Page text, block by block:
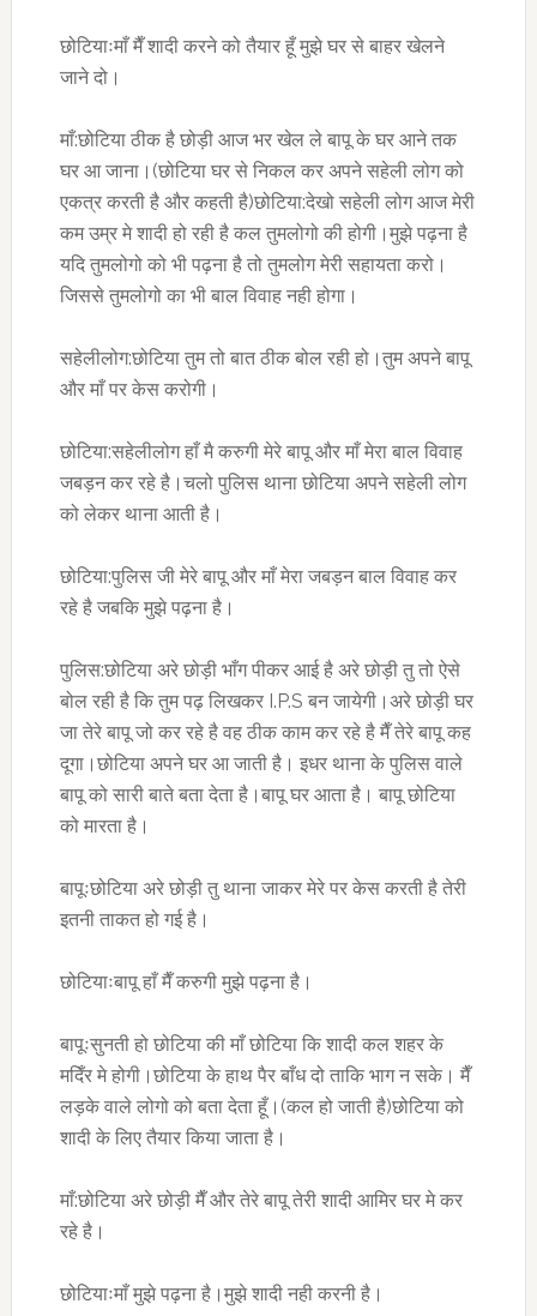
छोटियाःमाँ मैँ शादी करने को तैयार हूँ मुझे घर से बाहर खेलने
जाने दो।
माँ:छोटिया ठीक है छोड़ी आज भर खेल ले बापू के घर आने तक
घर आ जाना।(छोटिया घर से निकल कर अपने सहेली लोग को
एकत्र करती है और कहती है)छोटिया:देखो सहेली लोग आज मेरी
कम उम्र मे शादी हो रही है कल तुमलोगो की होगी।मुझे पढ़ना है
यदि तुमलोगो को भी पढ़ना है तो तुमलोग मेरी सहायता करो।
जिससे तुमलोगो का भी बाल विवाह नही होगा।
सहेलीलोग:छोटिया तुम तो बात ठीक बोल रही हो।तुम अपने बापू
और माँ पर केस करोगी।
छोटिया:सहेलीलोग हाँ मै करुगी मेरे बापू और माँ मेरा बाल विवाह
जबड़न कर रहे है।चलो पुलिस थाना छोटिया अपने सहेली लोग
को लेकर थाना आती है।
छोटिया:पुलिस जी मेरे बापू और माँ मेरा जबड़न बाल विवाह कर
रहे है जबकि मुझे पढ़ना है।
पुलिस:छोटिया अरे छोड़ी भाँग पीकर आई है अरे छोड़ी तु तो ऐसे
बोल रही है कि तुम पढ़ लिखकर I.P.S बन जायेगी।अरे छोड़ी घर
जा तेरे बापू जो कर रहे है वह ठीक काम कर रहे है मैँ तेरे बापू कह
दूगा।छोटिया अपने घर आ जाती है। इधर थाना के पुलिस वाले
बापू को सारी बाते बता देता है।बापू घर आता है। बापू छोटिया
को मारता है।
बापूःछोटिया अरे छोड़ी तु थाना जाकर मेरे पर केस करती है तेरी
इतनी ताकत हो गई है।
छोटियाःबापू हाँ मैँ करुगी मुझे पढ़ना है।
बापूःसुनती हो छोटिया की माँ छोटिया कि शादी कल शहर के
मदिँर मे होगी।छोटिया के हाथ पैर बाँध दो ताकि भाग न सके। मैँ
लड़के वाले लोगो को बता देता हूँ।(कल हो जाती है)छोटिया को
शादी के लिए तैयार किया जाता है।
माँ:छोटिया अरे छोड़ी मैँ और तेरे बापू तेरी शादी आमिर घर मे कर
रहे है।
छोटियाःमाँ मुझे पढ़ना है।मुझे शादी नही करनी है।